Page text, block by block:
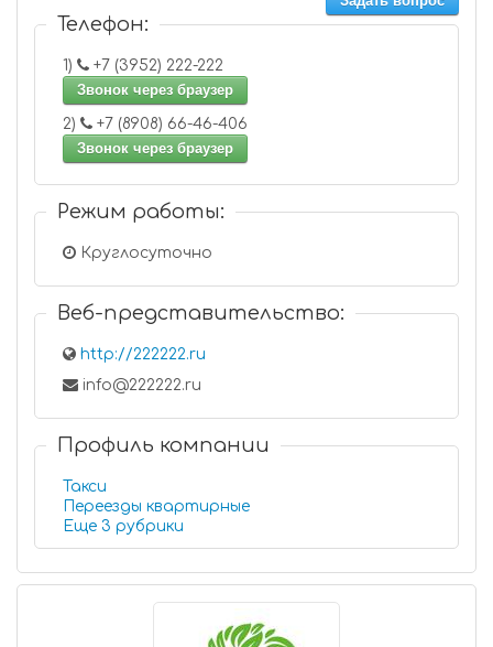
Телефон:
1)
+7 (3952) 222-222
Звонок через браузер
2)
+7 (8908) 66-46-406
Звонок через браузер
Режим работы:
Круглосуточно
Веб-представительство:
http://222222.ru
info@222222.ru
Профиль компании
Такси
Переезды квартирные
Еще 3 рубрики